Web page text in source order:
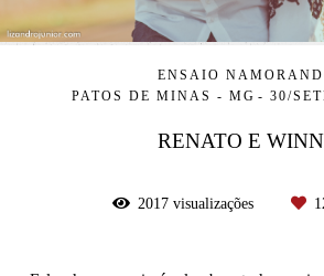
ENSAIO
PATOS DE MINAS - MG
30/
RENATO E
2017visualizações